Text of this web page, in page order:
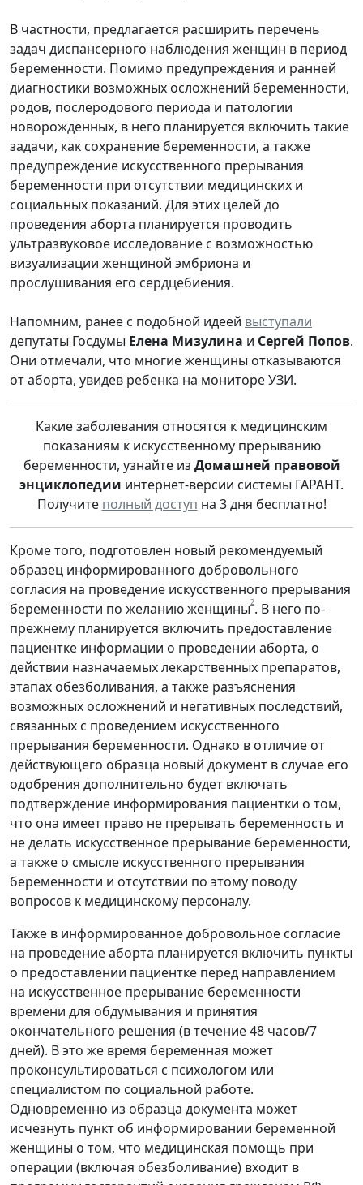
В частности, предлагается расширить перечень
задач диспансерного наблюдения женщин в период
беременности. Помимо предупреждения и ранней
диагностики возможных осложнений беременности,
родов, послеродового периода и патологии
новорожденных, в него планируется включить такие
задачи, как сохранение беременности, а также
предупреждение искусственного прерывания
беременности при отсутствии медицинских и
социальных показаний. Для этих целей до
проведения аборта планируется проводить
ультразвуковое исследование с возможностью
визуализации женщиной эмбриона и
прослушивания его сердцебиения.
Напомним, ранее с подобной идеей выступали
депутаты Госдумы Елена Мизулина и Сергей Попов.
Они отмечали, что многие женщины отказываются
от аборта, увидев ребенка на мониторе УЗИ.
Какие заболевания относятся к медицинским
показаниям к искусственному прерыванию
беременности, узнайте из Домашней правовой
энциклопедии интернет-версии системы ГАРАНТ.
Получите полный доступ на 3 дня бесплатно!
Кроме того, подготовлен новый рекомендуемый
образец информированного добровольного
согласия на проведение искусственного прерывания
беременности по желанию женщины2. В него по-
прежнему планируется включить предоставление
пациентке информации о проведении аборта, о
действии назначаемых лекарственных препаратов,
этапах обезболивания, а также разъяснения
возможных осложнений и негативных последствий,
связанных с проведением искусственного
прерывания беременности. Однако в отличие от
действующего образца новый документ в случае его
одобрения дополнительно будет включать
подтверждение информирования пациентки о том,
что она имеет право не прерывать беременность и
не делать искусственное прерывание беременности,
а также о смысле искусственного прерывания
беременности и отсутствии по этому поводу
вопросов к медицинскому персоналу.
Также в информированное добровольное согласие
на проведение аборта планируется включить пункты
о предоставлении пациентке перед направлением
на искусственное прерывание беременности
времени для обдумывания и принятия
окончательного решения (в течение 48 часов/7
дней). В это же время беременная может
проконсультироваться с психологом или
специалистом по социальной работе.
Одновременно из образца документа может
исчезнуть пункт об информировании беременной
женщины о том, что медицинская помощь при
операции (включая обезболивание) входит в